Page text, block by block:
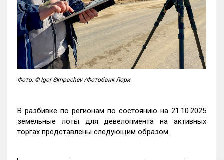
Фото: © Igor Skripachev /Фотобанк Лори
В разбивке по регионам по состоянию на 21.10.2025
земельные лоты для девелопмента на активных
торгах представлены следующим образом.